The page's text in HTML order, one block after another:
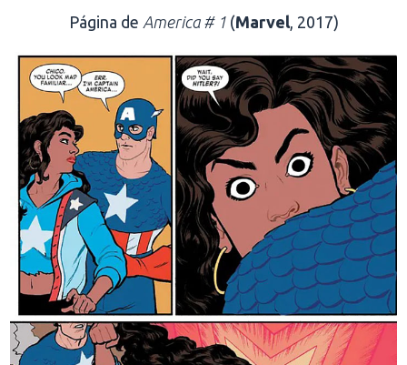
Página de America # 1(Marvel, 2017)